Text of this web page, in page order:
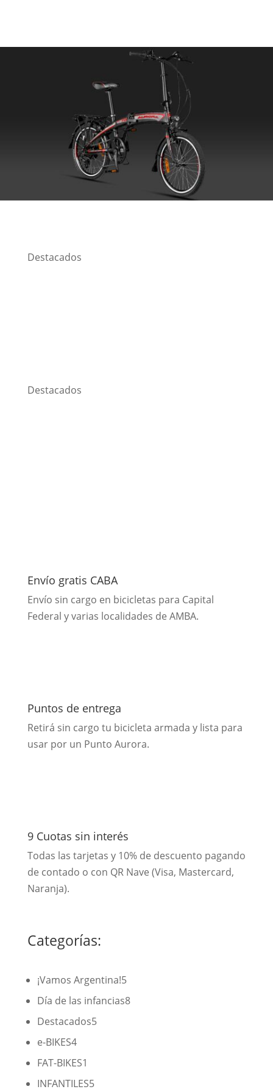
Destacados
Destacados
Envío gratis CABA
Envío sin cargo en bicicletas para Capital
Federal y varias localidades de AMBA.
Puntos de entrega
Retirá sin cargo tu bicicleta armada y lista para
usar por un Punto Aurora.
9 Cuotas sin interés
Todas las tarjetas y 10% de descuento pagando
de contado o con QR Nave (Visa, Mastercard,
Naranja).
Categorías:
¡Vamos Argentina!55
productos
Día de las infancias88
Destacados55
e-BIKES44
productos
FAT-BIKES1
producto
INFANTILES55